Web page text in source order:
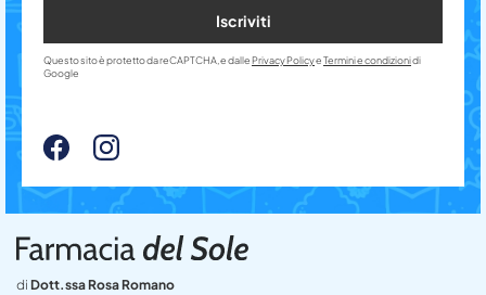
di Dott.ssa Rosa Romano
Iscriviti
Questo sito è protetto da reCAPTCHA, e dalle Privacy PolicyeTermini e condizionidi
Google